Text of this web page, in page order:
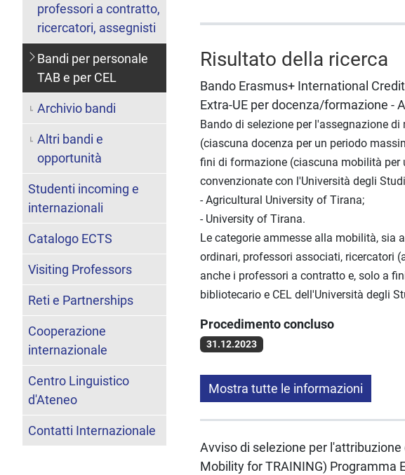
Risultato della ricerca
Bando Erasmus+ International
Extra-UE per docenza/formazione -
Bando di selezione per l'assegnazione
(ciascuna docenza per un periodo
fini di formazione (ciascuna mobilità per
convenzionate con l'Università degli
- Agricultural University of Tirana;
- University of Tirana.
Le categorie ammesse alla mobilità, sia
ordinari, professori associati, ricercatori
anche i professori a contratto e, solo a
bibliotecario e CEL dell'Università degli
Procedimento concluso
31.12.2023
Mostra tutte le informazioni
Avviso di selezione per
Mobility for TRAINING) Programma
professori a contratto,
ricercatori, assegnisti
Bandi per personale
TAB e per CEL
Archivio bandi
Altri bandi e
opportunità
Studenti incoming e
internazionali
Catalogo ECTS
Visiting Professors
Reti e Partnerships
Cooperazione
internazionale
Centro Linguistico
d'Ateneo
Contatti Internazionale